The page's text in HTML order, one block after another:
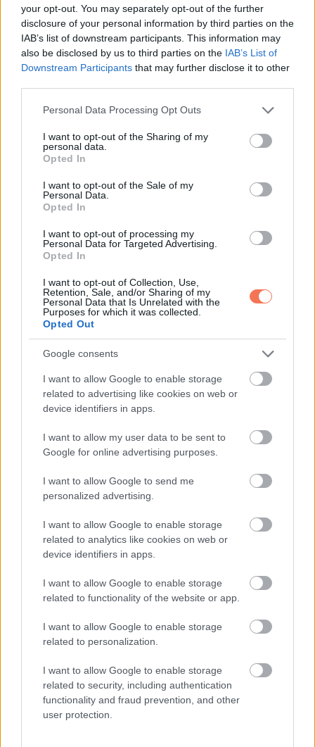
your opt-out. You may separately opt-out of the further
disclosure of your personal information by third parties on the
IAB’s list of downstream participants. This information may
also be disclosed by us to third parties on the IAB’s List of
Downstream Participants that may further disclose it to other
Please note that this website/app uses one or more Google
not limited to your visit or usage behaviour. You may click to
grant or deny consent to Google and its third-party tags to
use your data for below specified purposes in below Google
consent section.
Personal Data Processing Opt Outs
I want to opt-out of the Sharing of my
personal data.
Opted In
I want to opt-out of the Sale of my
Personal Data.
Opted In
I want to opt-out of processing my
Personal Data for Targeted Advertising.
Opted In
I want to opt-out of Collection, Use,
Retention, Sale, and/or Sharing of my
Personal Data that Is Unrelated with the
Purposes for which it was collected.
Opted Out
Google consents
I want to allow Google to enable storage
related to advertising like cookies on web or
device identifiers in apps.
I want to allow my user data to be sent to
Google for online advertising purposes.
I want to allow Google to send me
personalized advertising.
I want to allow Google to enable storage
related to analytics like cookies on web or
device identifiers in apps.
I want to allow Google to enable storage
related to functionality of the website or app.
I want to allow Google to enable storage
related to personalization.
I want to allow Google to enable storage
related to security, including authentication
functionality and fraud prevention, and other
user protection.
„Igen”, mondtam remegő hangon. „Apád nem csak
megjátssza. Ő és az a nővér pénzért csinálják.”
Lily nagyot nyelt. „Biztonságban vagyunk?”
Ez a kérdés összetört, mert először nem tudtam biztosan.
Aznap este visszamentem a kórházba, nem azért, hogy
Markkal beszéljek, hanem hogy bizonyítékot gyűjtsek. A
Rebecca kijött, és idegesen beszélt a telefonjába.
Követtem távolról.
„Marknak kómában kell maradnia, amíg át nem megy a
kifizetés”, suttogta. „A felesége még mindig nem
gyanakszik.”
Elállt a lélegzetem.
Mielőtt hazamentem volna, meghoztam egy utolsó döntést.
számlára. Bármit is tervezett Mark, Lilytől és tőlem többé
Aznap éjjel Lily mellett feküdtem, és nem jött álom a
szememre. Tudtam, hogy a következő nap mindent felborít.
Másnap reggel visszamentem a kórházba. Kívül nyugodtnak
Beléptem Mark szobájába, és becsuktam az ajtót.
„Mark”, mondtam halkan. „Itt az ideje felébredni.”
Semmi.
„Mindent tudok.”